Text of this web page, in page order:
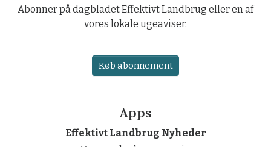
Abonner på dagbladet Effektivt Landbrug eller en af
vores lokale ugeaviser.
Køb abonnement
Apps
Effektivt Landbrug Nyheder